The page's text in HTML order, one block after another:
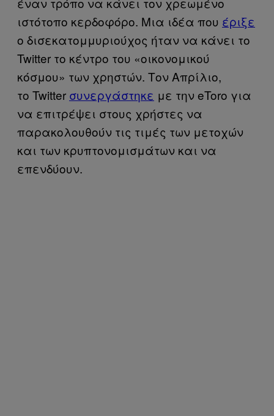
ιστότοπο κερδοφόρο. Μια ιδέα που έριξε
ο δισεκατομμυριούχος ήταν να κάνει το
Twitter το κέντρο του «οικονομικού
κόσμου» των χρηστών. Τον Απρίλιο,
το Twitter συνεργάστηκε με την eToro για
να επιτρέψει στους χρήστες να
παρακολουθούν τις τιμές των μετοχών
και των κρυπτονομισμάτων και να
επενδύουν.